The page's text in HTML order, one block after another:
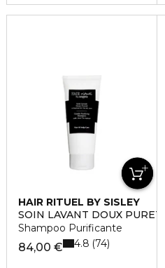
HAIR RITUEL BY SISLEY
SOIN LAVANT DOUX PURETÈ
Shampoo Purificante
84,00 € 4.8 74